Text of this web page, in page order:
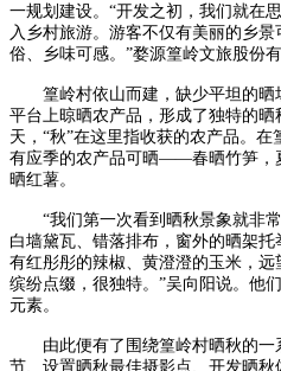
一规划建设。“开发之初，我们就在
入乡村旅游。游客不仅有美丽的乡
俗、乡味可感。”婺源篁岭文旅股份
篁岭村依山而建，缺少平坦的晒
平台上晾晒农产品，形成了独特的
天，“秋”在这里指收获的农产品。
有应季的农产品可晒——春晒竹笋，
晒红薯。
“我们第一次看到晒秋景象就非常
白墙黛瓦、错落排布，窗外的晒架
有红彤彤的辣椒、黄澄澄的玉米，
缤纷点缀，很独特。”吴向阳说。他
元素。
由此便有了围绕篁岭村晒秋的一
节、设置晒秋最佳摄影点、开发晒